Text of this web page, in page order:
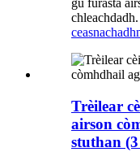
gu furasta
chleachdadh.
ceasnachadh
Trèilear
airson
stuthan